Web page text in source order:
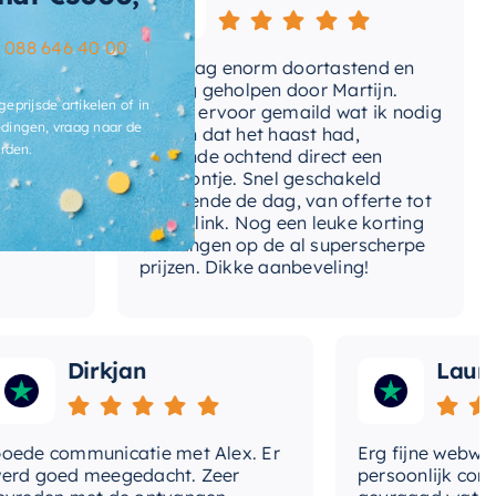
Ja
Midden
bad Vrijstaand bad
Ja
Vandaag enorm doortastend en
prettig geholpen door Martijn.
Avond ervoor gemaild wat ik nodig
had en dat het haast had,
volgende ochtend direct een
telefoontje. Snel geschakeld
gedurende de dag, van offerte tot
betaallink. Nog een leuke korting
ontvangen op de al superscherpe
prijzen. Dikke aanbeveling!
Dirkjan
communicatie met Alex. Er
meegedacht. Zeer
Laura
Erg fijne webwinkel,
persoonlijk contact
088 646 40 00
artikelen of in
vraag naar de